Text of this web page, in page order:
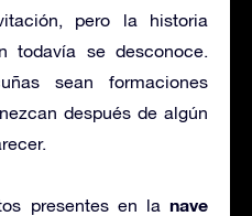
pero la historia
todavía se desconoce.
sean formaciones
después de algún
presentes en lanave